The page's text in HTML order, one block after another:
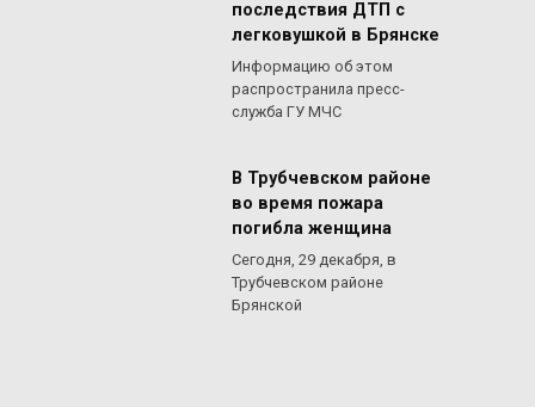
последствия ДТП с
легковушкой в Брянске
Информацию об этом
распространила пресс-
служба ГУ МЧС
В Трубчевском районе
во время пожара
погибла женщина
Сегодня, 29 декабря, в
Трубчевском районе
Брянской